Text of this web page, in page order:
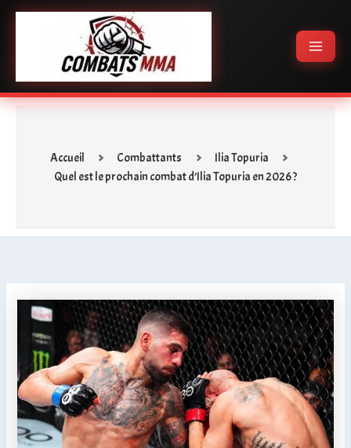
Aller
Menu
Accueil Combattants
Ilia Topuria
Quel est le prochain combat d’Ilia Topuria en 2026 ?